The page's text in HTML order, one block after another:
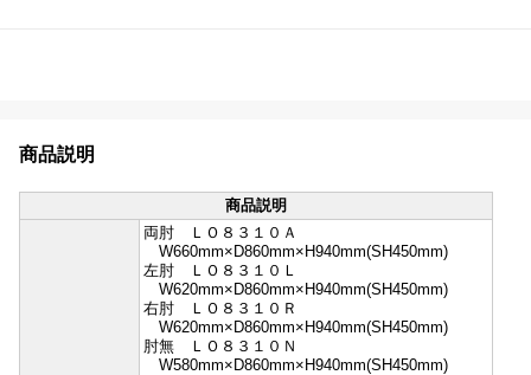
商品説明
商品説明
両肘 ＬＯ８３１０Ａ
W660mm×D860mm×H940mm(SH450mm)
左肘 ＬＯ８３１０Ｌ
W620mm×D860mm×H940mm(SH450mm)
右肘 ＬＯ８３１０Ｒ
W620mm×D860mm×H940mm(SH450mm)
肘無 ＬＯ８３１０Ｎ
W580mm×D860mm×H940mm(SH450mm)